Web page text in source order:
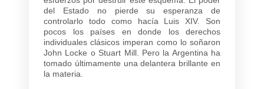
del Estado no pierde su esperanza de
controlarlo todo como hacía Luis XIV. Son
pocos los países en donde los derechos
individuales clásicos imperan como lo soñaron
John Locke o Stuart Mill. Pero la Argentina ha
tomado últimamente una delantera brillante en
la materia.